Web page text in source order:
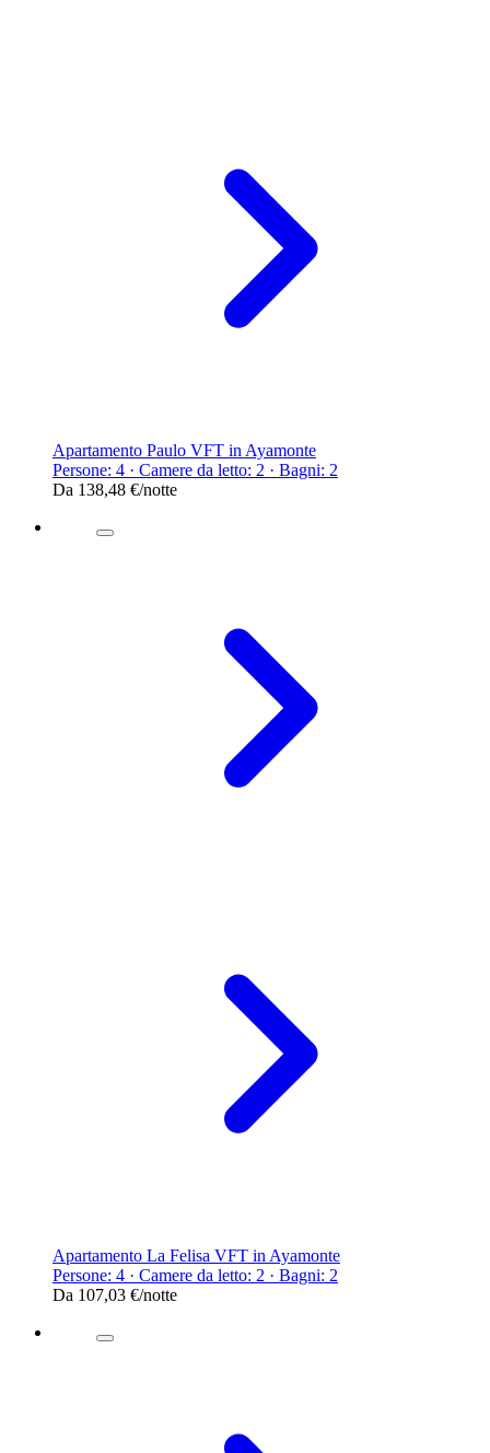
Apartamento Paulo VFT in Ayamonte
Persone: 4 · Camere da letto: 2 · Bagni: 2
Da 138,48 €/notte
Apartamento La Felisa VFT in Ayamonte
Persone: 4 · Camere da letto: 2 · Bagni: 2
Da 107,03 €/notte